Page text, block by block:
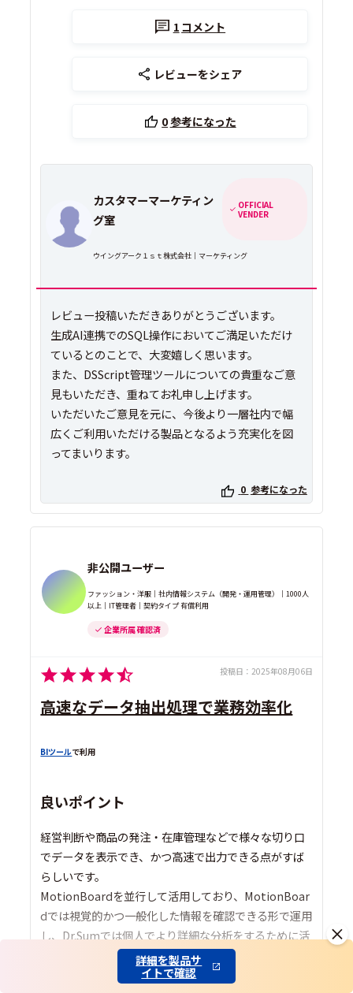
1 コメント
レビューをシェア
0参考になった
カスタマーマーケティン
グ室
OFFICIAL
VENDER
ウイングアーク１ｓｔ株式会社｜マーケティング
レビュー投稿いただきありがとうございます。
生成AI連携でのSQL操作においてご満足いただけ
ているとのことで、大変嬉しく思います。
また、DSScript管理ツールについての貴重なご意
見もいただき、重ねてお礼申し上げます。
いただいたご意見を元に、今後より一層社内で幅
広くご利用いただける製品となるよう充実化を図
ってまいります。
0 参考になった
非公開ユーザー
ファッション・洋服｜社内情報システム（開発・運用管理）｜1000人
以上｜IT管理者｜契約タイプ 有償利用
企業所属 確認済
投稿日： 2025年08月06日
高速なデータ抽出処理で業務効率化
BIツールで利用
良いポイント
経営判断や商品の発注・在庫管理などで様々な切り口
でデータを表示でき、かつ高速で出力できる点がすば
らしいです。
MotionBoardを並行して活用しており、MotionBoar
dでは視覚的かつ一般化した情報を確認できる形で運用
し、Dr.Sumでは個人でより詳細な分析をするために活
用する形で運用して差別化しています。
詳細を製品サ
イトで確認